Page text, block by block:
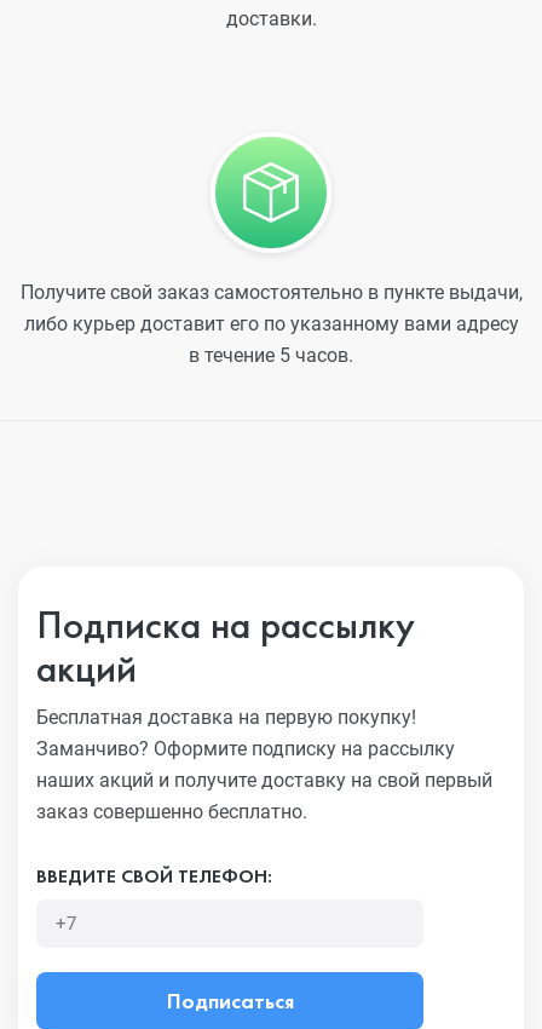
доставки.
Получите свой заказ самостоятельно в пункте выдачи,
либо курьер доставит его по указанному вами адресу
в течение 5 часов.
Подписка на рассылку
акций
Бесплатная доставка на первую покупку!
Заманчиво? Оформите подписку на рассылку
наших акций и получите доставку на свой первый
заказ совершенно бесплатно.
ВВЕДИТЕ СВОЙ ТЕЛЕФОН:
Подписаться